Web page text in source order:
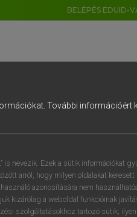
BELÉPÉS EDUID-
További információért
nevezik. Ezek a sütik információkat
arról, hogy milyen oldalakat keresett
azonosítására nem
kizárólag a weboldal funkcióinak
szolgáltatásokhoz tartozó sütik;
6 7 8 9
t z u i
h j k l é
b n m , .